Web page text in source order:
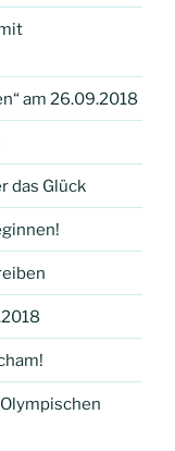
am 26.09.2018
das Glück